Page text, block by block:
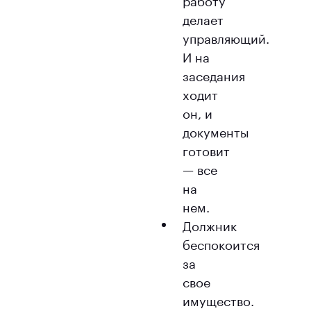
делает
управляющий.
И на
заседания
ходит
он, и
документы
готовит
— все
на
нем.
Должник
беспокоится
за
свое
имущество.